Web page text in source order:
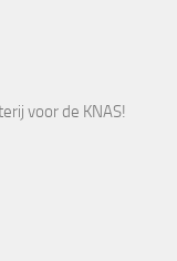
voor de KNAS!